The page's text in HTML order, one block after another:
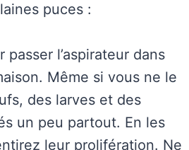
puces :
passer l’aspirateur dans
Même si vous ne le
des larves et des
un peu partout. En les
leur prolifération. Ne